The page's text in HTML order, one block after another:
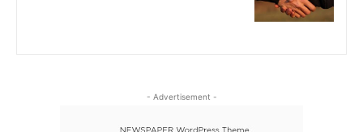
- Advertisement -